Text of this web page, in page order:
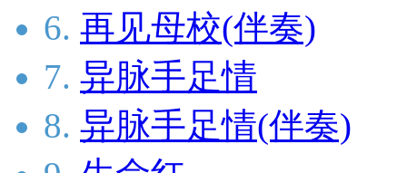
6. 再见母校(伴奏)
7. 异脉手足情
8. 异脉手足情(伴奏)